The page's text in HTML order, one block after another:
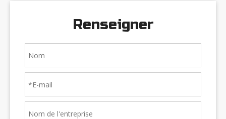
Renseigner